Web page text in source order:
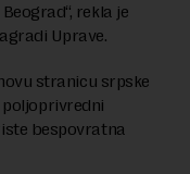
rekla je
Uprave.
stranicu srpske
poljoprivredni
bespovratna